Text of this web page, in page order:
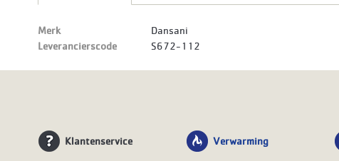
Merk
Dansani
Leverancierscode
S672-112
Klantenservice Verwarming